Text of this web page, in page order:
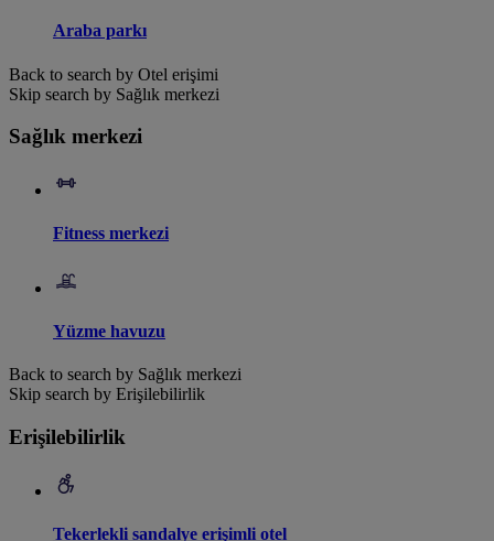
Araba parkı
Back to search by Otel erişimi
Skip search by Sağlık merkezi
Sağlık merkezi
Fitness merkezi
Yüzme havuzu
Back to search by Sağlık merkezi
Skip search by Erişilebilirlik
Erişilebilirlik
Tekerlekli sandalye erişimli otel